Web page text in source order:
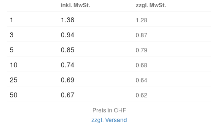
inkl. MwSt.
zzgl. MwSt.
1 1.38 1.28
3 0.94 0.87
5 0.85 0.79
10 0.74 0.68
25 0.69 0.64
50 0.67
0.62
Preis in CHF
zzgl. Versand